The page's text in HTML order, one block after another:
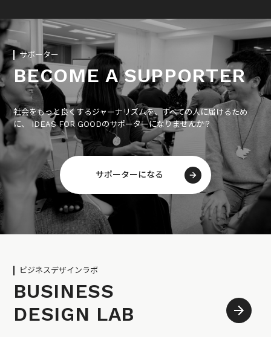
サポーター
BECOME A SUPPORTER
社会をもっと良くするジャーナリズムを、すべての人に届けるため
に、 IDEAS FOR GOODのサポーターになりませんか？
サポーターになる
ビジネスデザインラボ
BUSINESS
DESIGN LAB